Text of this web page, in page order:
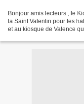
Bonjour amis lecteurs , le
la Saint Valentin pour les
et au kiosque de Valence